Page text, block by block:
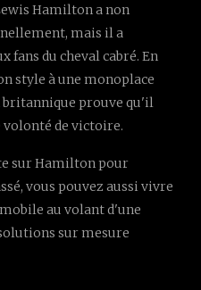
Hamilton a non
mais il a
fans du cheval cabré. En
style à une monoplace
britannique prouve qu'il
de victoire.
sur Hamilton pour
vous pouvez aussi vivre
au volant d'une
sur mesure